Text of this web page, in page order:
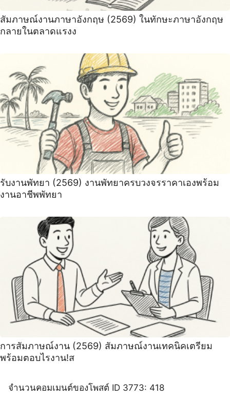
สัมภาษณ์งานภาษาอังกฤษ (2569) ในทักษะภาษาอังกฤษ
กลายในตลาดแรงง
รับงานพัทยา (2569) ️งานพัทยาครบวงจรราคาเองพร้อม
งานอาชีพพัทยา
การสัมภาษณ์งาน (2569) สัมภาษณ์งานเทคนิคเตรียม
พร้อมตอบไรงาน!ส
จำนวนคอมเมนต์ของโพสต์ ID 3773: 418